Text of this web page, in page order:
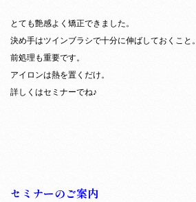
とても艶感よく矯正できました。
決め手はツインブラシで十分に伸ばしておくこと。
前処理も重要です。
アイロンは熱を置くだけ。
詳しくはセミナーでね♪
セミナーのご案内